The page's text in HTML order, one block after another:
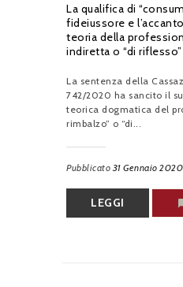
La qualifica di
fideiussore e
teoria della
indiretta o “di riflesso”
La sentenza della
742/2020 ha sancito il
teorica dogmatica del
rimbalzo” o “di...
Pubblicato 31 Gennaio 2020
LEGGI